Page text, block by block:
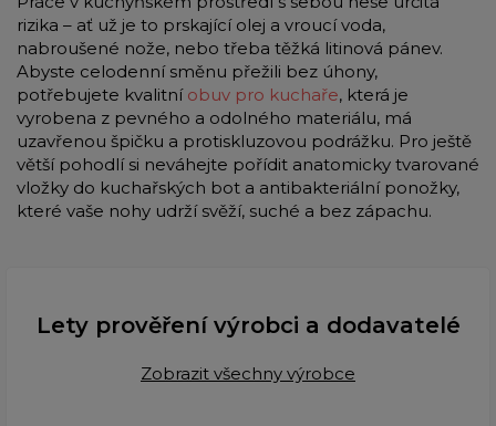
rizika – ať už je to prskající olej a vroucí voda,
nabroušené nože, nebo třeba těžká litinová pánev.
Abyste celodenní směnu přežili bez úhony,
potřebujete kvalitní obuv pro kuchaře, která je
vyrobena z pevného a odolného materiálu, má
uzavřenou špičku a protiskluzovou podrážku. Pro ještě
větší pohodlí si neváhejte pořídit anatomicky tvarované
vložky do kuchařských bot a antibakteriální ponožky,
které vaše nohy udrží svěží, suché a bez zápachu.
Lety prověření výrobci a dodavatelé
Zobrazit všechny výrobce